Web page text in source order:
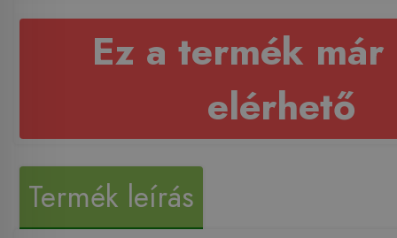
Ez a termék már
elérhető
Termék leírás